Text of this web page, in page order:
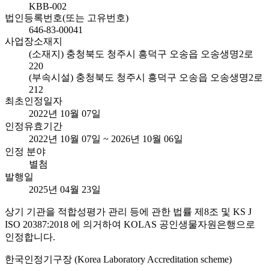
KBB-002
법인등록번호(또는 고유번호)
646-83-00041
사업장소재지
(소재지) 충청북도 청주시 흥덕구 오송읍 오송생명2로
220
(부속시설) 충청북도 청주시 흥덕구 오송읍 오송생명2로
212
최초인정일자
2022년 10월 07일
인정유효기간
2022년 10월 07일 ~ 2026년 10월 06일
인정 분야
별첨
발행일
2025년 04월 23일
상기 기관을 적합성평가 관리 등에 관한 법률 제8조 및 KS J
ISO 20387:2018 에 의거하여 KOLAS 공인생물자원은행으로
인정합니다.
한국인정기구장 (Korea Laboratory Accreditation scheme)